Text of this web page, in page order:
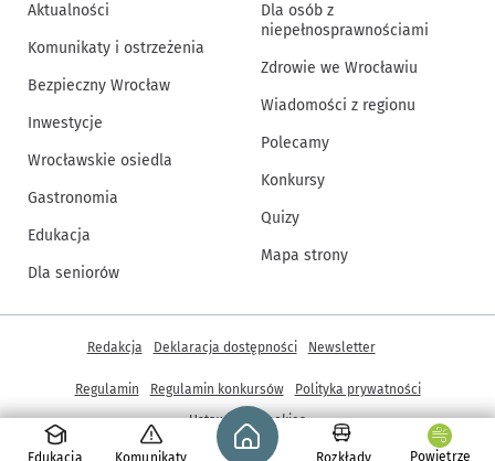
Edukacja Komunikaty
Strona główna - wroclaw.pl
Rozkłady Powietrze
Aktualności
Komunikaty i ostrzeżenia
Bezpieczny Wrocław
Inwestycje
Wrocławskie osiedla
Gastronomia
Edukacja
Dla seniorów
Dla osób z
niepełnosprawnościami
Zdrowie we Wrocławiu
Wiadomości z regionu
Polecamy
Konkursy
Quizy
Mapa strony
Inne informacje
Redakcja Deklaracja dostępności Newsletter
Regulamin Regulamin konkursów
Polityka prywatności
Ustawienia cookies